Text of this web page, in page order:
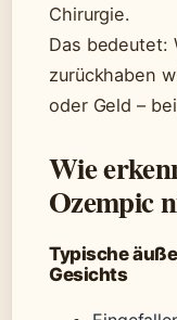
Chirurgie.
Das bedeutet:
zurückhaben
oder Geld –
Wie
Ozempic
Typische
Gesichts